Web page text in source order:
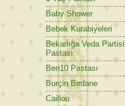
Baby Shower
Bebek Kurabiyeleri
Bekarlığa Veda Partisi
Pastası
Ben10 Pastası
Burçin Birdane
Caillou